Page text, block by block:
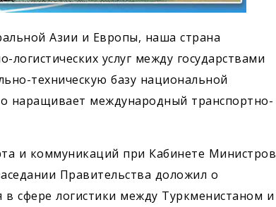
Азии и Европы, наша страна
услуг между государствами
техническую базу национальной
наращивает международный транспортно-
и коммуникаций при Кабинете Министров
Правительства доложил о
сфере логистики между Туркменистаном и